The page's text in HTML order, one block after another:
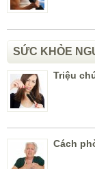
SỨC KHỎE
Triệu
Cách